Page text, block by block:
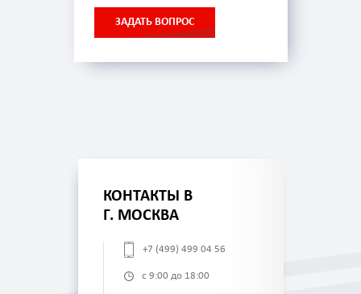
ЗАДАТЬ ВОПРОС
КОНТАКТЫ В
Г. МОСКВА
+7 (499) 499 04 56
с 9:00 до 18:00